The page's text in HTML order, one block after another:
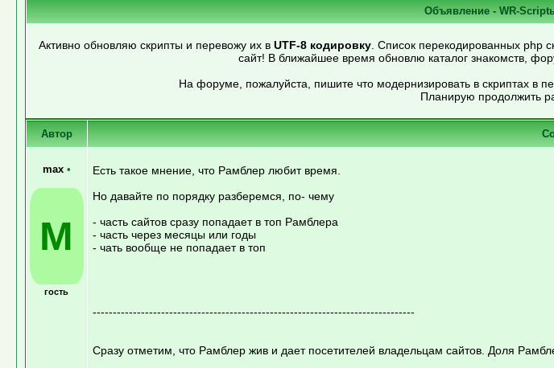
Объявление - WR-
Активно обновляю скрипты и перевожу их в UTF-8 кодировку. Список перекодированных php
сайт! В ближайшее время обновлю каталог знакомств,
На форуме, пожалуйста, пишите что модернизировать в скриптах в
Планирую продолжить
Автор
max •
M
гость
Есть такое мнение, что Рамблер любит время.
Но давайте по порядку разберемся, по- чему
- часть сайтов сразу попадает в топ Рамблера
- часть через месяцы или годы
- чать вообще не попадает в топ
--------------------------------------------------------------------------------
Сразу отметим, что Рамблер жив и дает посетителей владельцам сайтов. Доля